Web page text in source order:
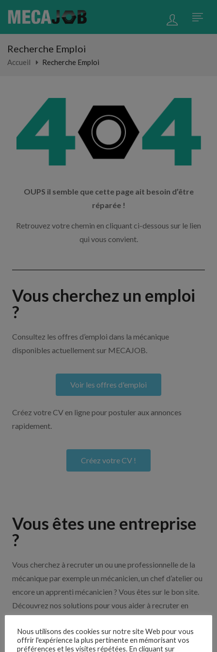
Recherche Emploi
Accueil Recherche Emploi
OUPS il semble que cette page ait besoin d’être
réparée !
Retrouvez votre chemin en cliquant ci-dessous sur le lien
qui vous convient.
Vous cherchez un emploi
?
Consultez les offres d’emploi dans la mécanique
disponibles actuellement sur MECAJOB.
Voir les offres d'emploi
Créez votre CV en ligne pour postuler aux annonces
rapidement.
Créez votre CV !
Vous êtes une entreprise
?
Vous cherchez à recruter un ou une professionnelle de la
mécanique par exemple un mécanicien, un chef d’atelier ou
encore un apprenti mécanicien ? Vous êtes sur le bon site.
Découvrez nos solutions pour vous aider à recruter en
Nous utilisons des cookies sur notre site Web pour vous
offrir l'expérience la plus pertinente en mémorisant vos
préférences et les visites répétées. En cliquant sur